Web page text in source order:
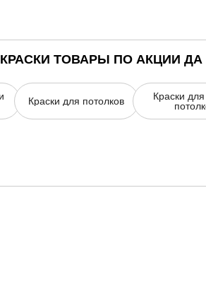
ТОВАРЫ ПО АКЦИИ ДА
Краски для потолков
Краски